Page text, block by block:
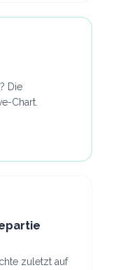
Die
Chart.
zuletzt auf